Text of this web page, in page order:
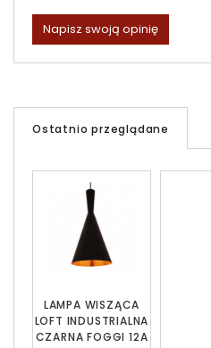
Napisz swoją opinię
Ostatnio przeglądane
LAMPA WISZĄCA
LOFT INDUSTRIALNA
CZARNA FOGGI 12A